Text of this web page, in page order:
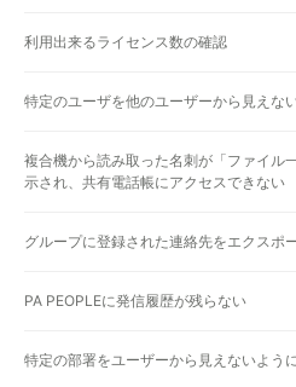
利用出来るライセンス数の確認
特定のユーザを他のユーザーから見えな
複合機から読み取った名刺が「ファイル
示され、共有電話帳にアクセスできない
グループに登録された連絡先をエクスポ
PA PEOPLEに発信履歴が残らない
特定の部署をユーザーから見えないよう